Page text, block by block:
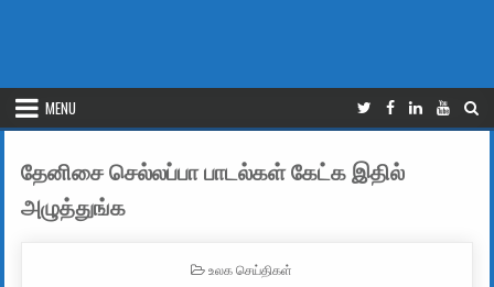
MENU
தேனிசை செல்லப்பா பாடல்கள் கேட்க இதில்
அழுத்துங்க
POSTED IN
உலக செய்திகள்